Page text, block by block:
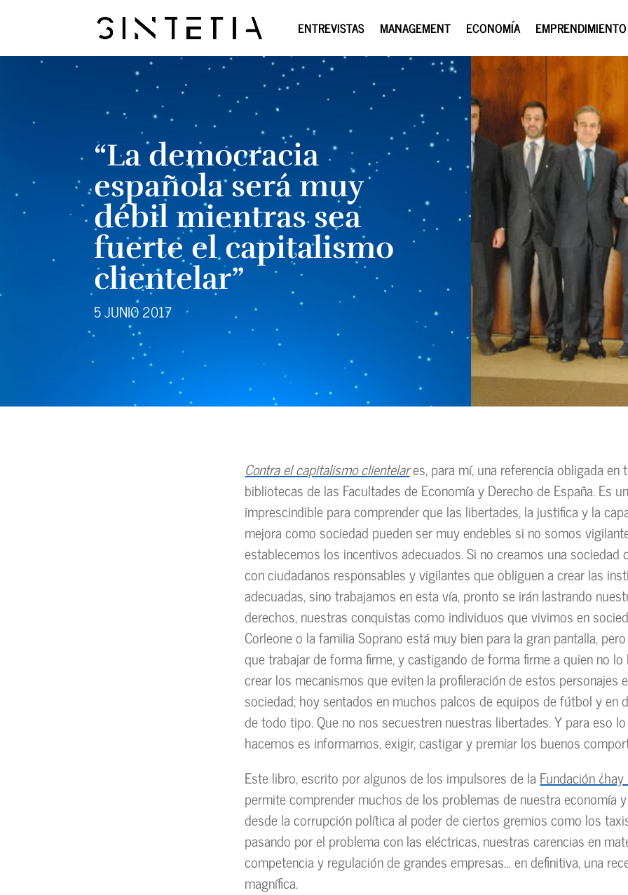
ENTREVISTAS MANAGEMENT ECONOMÍA EMPRENDIMIENTO
“La democracia
española será muy
débil mientras sea
fuerte el capitalismo
clientelar”
5 JUNIO 2017
Contra el capitalismo clientelares, para mí, una referencia obligada en
bibliotecas de las Facultades de Economía y Derecho de España. Es
imprescindible para comprender que las libertades, la justifica y la
mejora como sociedad pueden ser muy endebles si no somos
establecemos los incentivos adecuados. Si no creamos una sociedad
con ciudadanos responsables y vigilantes que obliguen a crear las
adecuadas, sino trabajamos en esta vía, pronto se irán lastrando
derechos, nuestras conquistas como individuos que vivimos en
Corleone o la familia Soprano está muy bien para la gran pantalla,
que trabajar de forma firme, y castigando de forma firme a quien no lo
crear los mecanismos que eviten la profileración de estos personajes
sociedad; hoy sentados en muchos palcos de equipos de fútbol y en
de todo tipo. Que no nos secuestren nuestras libertades. Y para eso
hacemos es informarnos, exigir, castigar y premiar los buenos
Este libro, escrito por algunos de los impulsores de la Fundación
permite comprender muchos de los problemas de nuestra economía
desde la corrupción política al poder de ciertos gremios como los
pasando por el problema con las eléctricas, nuestras carencias en
competencia y regulación de grandes empresas… en definitiva, una
magnífica.